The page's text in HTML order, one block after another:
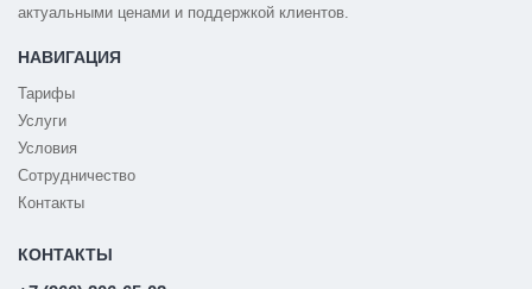
актуальными ценами и поддержкой клиентов.
НАВИГАЦИЯ
Тарифы
Услуги
Условия
Сотрудничество
Контакты
КОНТАКТЫ